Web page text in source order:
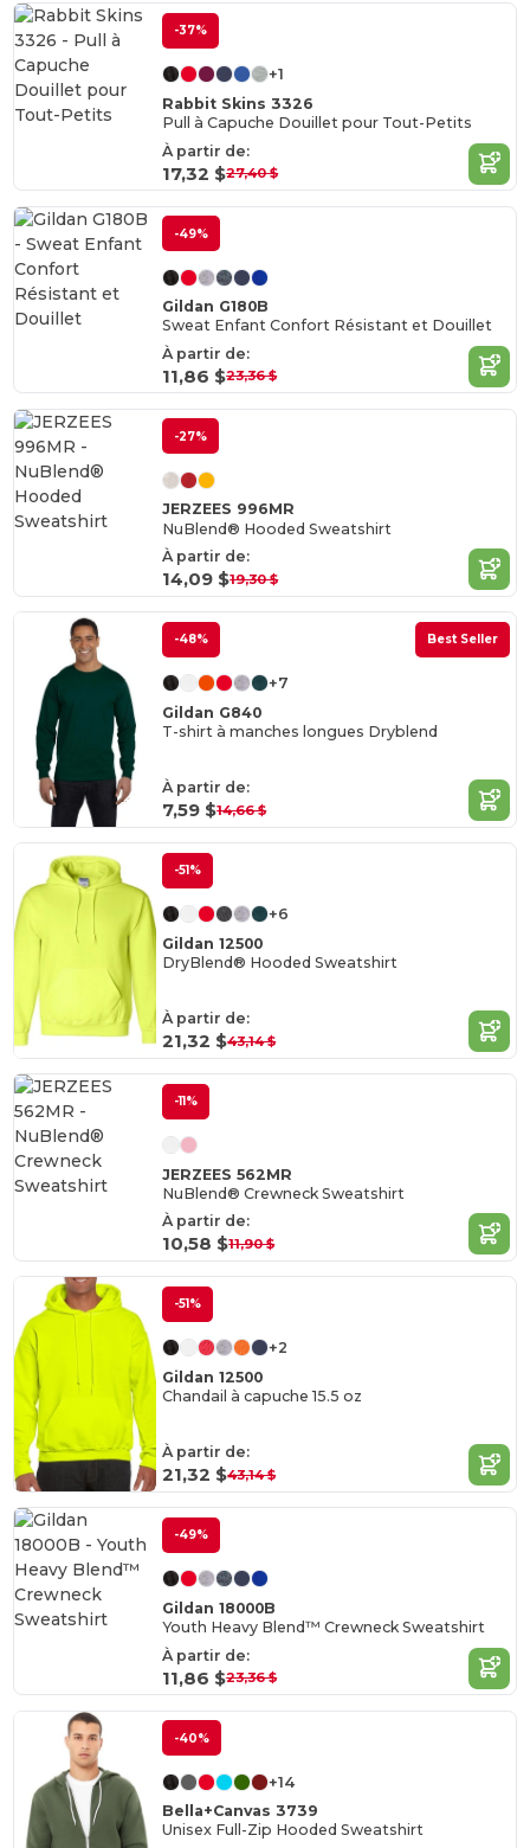
-37%
+1
Rabbit Skins 3326
Pull à Capuche Douillet pour Tout-Petits
À partir de:
17,32 $27,40 $
-49%
Gildan G180B
Sweat Enfant Confort Résistant et Douillet
À partir de:
11,86 $23,36 $
-27%
JERZEES 996MR
NuBlend® Hooded Sweatshirt
À partir de:
14,09 $19,30 $
-48% Best Seller
+7
Gildan G840
T-shirt à manches longues Dryblend
À partir de:
7,59 $14,66 $
-51%
+6
Gildan 12500
DryBlend® Hooded Sweatshirt
À partir de:
21,32 $43,14 $
-11%
JERZEES 562MR
NuBlend® Crewneck Sweatshirt
À partir de:
10,58 $11,90 $
-51%
+2
Gildan 12500
Chandail à capuche 15.5 oz
À partir de:
21,32 $43,14 $
-49%
Gildan 18000B
Youth Heavy Blend™ Crewneck Sweatshirt
À partir de:
11,86 $23,36 $
-40%
+14
Bella+Canvas 3739
Unisex Full-Zip Hooded Sweatshirt